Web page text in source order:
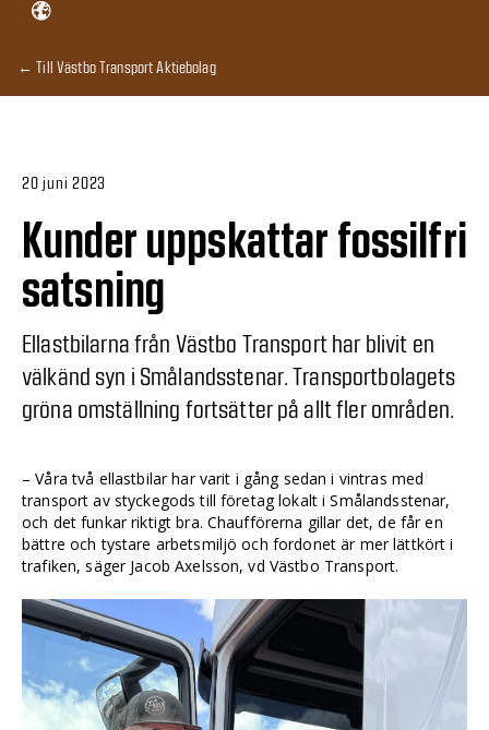
← Till Västbo Transport Aktiebolag
20 juni 2023
Kunder uppskattar fossilfri
satsning
Ellastbilarna från Västbo Transport har blivit en
välkänd syn i Smålandsstenar. Transportbolagets
gröna omställning fortsätter på allt fler områden.
– Våra två ellastbilar har varit i gång sedan i vintras med
transport av styckegods till företag lokalt i Smålandsstenar,
och det funkar riktigt bra. Chaufförerna gillar det, de får en
bättre och tystare arbetsmiljö och fordonet är mer lättkört i
trafiken, säger Jacob Axelsson, vd Västbo Transport.